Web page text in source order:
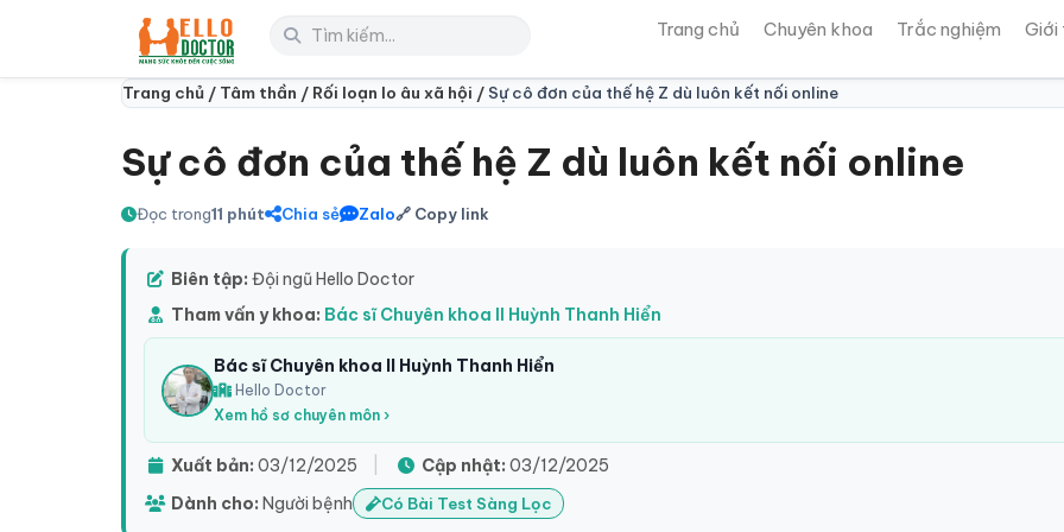
Trang chủ Chuyên khoa Trắc nghiệm Giới
Trang chủ / Tâm thần / Rối loạn lo âu xã hội / Sự cô đơn của thế hệ Z dù luôn kết nối online
Sự cô đơn của thế hệ Z dù luôn kết nối online
Đọc trong11 phút Chia sẻ Zalo🔗 Copy link
Biên tập: Đội ngũ Hello Doctor
Tham vấn y khoa: Bác sĩ Chuyên khoa II Huỳnh Thanh Hiển
Bác sĩ Chuyên khoa II Huỳnh Thanh Hiển
Hello Doctor
Xem hồ sơ chuyên môn ›
Xuất bản: 03/12/2025 Cập nhật: 03/12/2025
Dành cho: Người bệnh Có Bài Test Sàng Lọc